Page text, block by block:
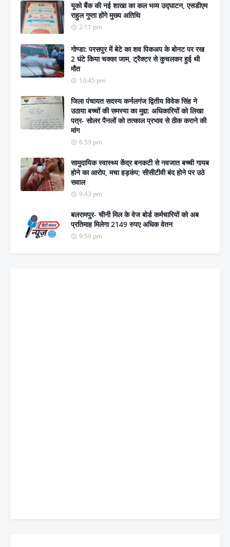
यूको बैंक की नई शाखा का कल भव्य उद्घाटन, एसडीएम
राहुल गुप्ता होंगे मुख्य अतिथि
2:11 pm
गोण्डा: परसपुर में बेटे का शव पिकअप के बोनट पर रख
2 घंटे किया चक्का जाम, ट्रैक्टर से कुचलकर हुई थी
मौत
10:45 pm
जिला पंचायत सदस्य कर्नलगंज द्वितीय विवेक सिंह ने
उठाया बच्चों की समस्या का मुद्दा: अधिकारियों को लिखा
पत्र- सोलर पैनलों को तत्काल प्रभाव से ठीक कराने की
मांग
6:59 pm
सामुदायिक स्वास्थ्य केंद्र बनकटी से नवजात बच्ची गायब
होने का आरोप, मचा हड़कंप; सीसीटीवी बंद होने पर उठे
सवाल
9:43 pm
बलरामपुर- चीनी मिल के वेज बोर्ड कर्मचारियों को अब
प्रतिमाह मिलेगा 2149 रुपए अधिक वेतन
9:59 pm